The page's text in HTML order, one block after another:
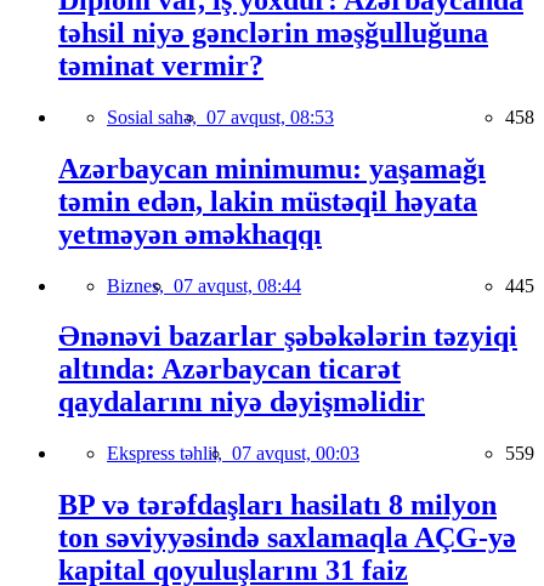
təhsil niyə gənclərin məşğulluğuna
təminat vermir?
Sosial sahə, 07 avqust, 08:53 458
Azərbaycan minimumu: yaşamağı
təmin edən, lakin müstəqil həyata
yetməyən əməkhaqqı
Biznes, 07 avqust, 08:44 445
Ənənəvi bazarlar şəbəkələrin təzyiqi
altında: Azərbaycan ticarət
qaydalarını niyə dəyişməlidir
Ekspress təhlil, 07 avqust, 00:03 559
BP və tərəfdaşları hasilatı 8 milyon
ton səviyyəsində saxlamaqla AÇG-yə
kapital qoyuluşlarını 31 faiz